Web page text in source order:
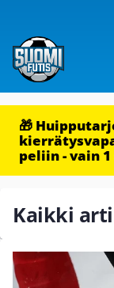
🎁
peliin - vain
Kaikki